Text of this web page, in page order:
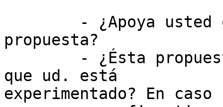
propuesta?
que ud. está
experimentado? En caso